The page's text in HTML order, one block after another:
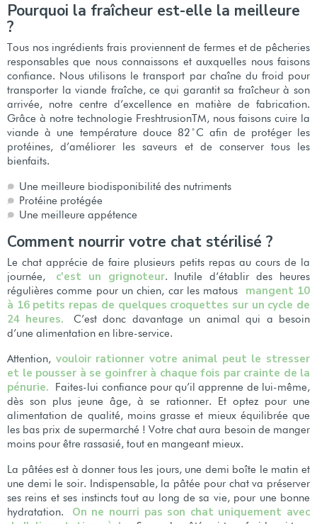
Pourquoi la fraîcheur est-elle la meilleure
?
Tous nos ingrédients frais proviennent de fermes et de pêcheries
responsables que nous connaissons et auxquelles nous faisons
confiance. Nous utilisons le transport par chaîne du froid pour
transporter la viande fraîche, ce qui garantit sa fraîcheur à son
arrivée, notre centre d’excellence en matière de fabrication.
Grâce à notre technologie FreshtrusionTM, nous faisons cuire la
viande à une température douce 82 ̊C afin de protéger les
protéines, d’améliorer les saveurs et de conserver tous les
bienfaits.
Une meilleure biodisponibilité des nutriments
Protéine protégée
Une meilleure appétence
Comment nourrir votre chat stérilisé ?
Le chat apprécie de faire plusieurs petits repas au cours de la
journée, c'est un grignoteur. Inutile d’établir des heures
régulières comme pour un chien, car les matous mangent 10
à 16 petits repas de quelques croquettes sur un cycle de
24 heures. C’est donc davantage un animal qui a besoin
d’une alimentation en libre-service.
Attention, vouloir rationner votre animal peut le stresser
et le pousser à se goinfrer à chaque fois par crainte de la
pénurie. Faites-lui confiance pour qu’il apprenne de lui-même,
dès son plus jeune âge, à se rationner. Et optez pour une
alimentation de qualité, moins grasse et mieux équilibrée que
les bas prix de supermarché ! Votre chat aura besoin de manger
moins pour être rassasié, tout en mangeant mieux.
La pâtées est à donner tous les jours, une demi boîte le matin et
une demi le soir. Indispensable, la pâtée pour chat va préserver
ses reins et ses instincts tout au long de sa vie, pour une bonne
hydratation. On ne nourri pas son chat uniquement avec